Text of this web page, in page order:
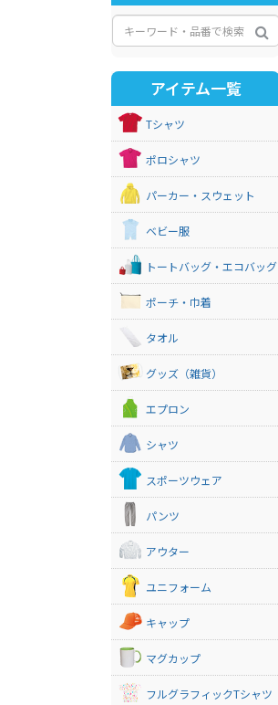
アイテム一覧
Tシャツ
ポロシャツ
パーカー・スウェット
ベビー服
トートバッグ・エコバッグ
ポーチ・巾着
タオル
グッズ（雑貨）
エプロン
シャツ
スポーツウェア
パンツ
アウター
ユニフォーム
キャップ
マグカップ
フルグラフィックTシャツ